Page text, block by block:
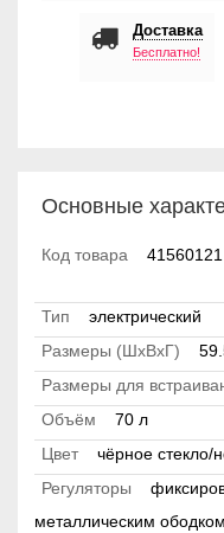
Доставка
Бесплатно!
Основные
Код товара 41560121
Тип
электрический
Размеры (ШхВхГ)
Размеры для
Объём
70 л
Цвет
чёрное
Регуляторы
металлическим ободком